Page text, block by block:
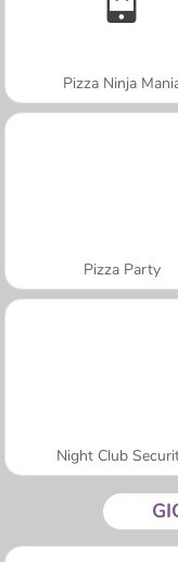
Pizza Ninja
Pizza Party
Night Club